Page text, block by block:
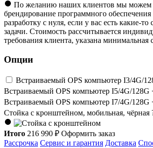
По желанию наших клиентов мы можем
брендирование программного
разработку с нуля, если у вас есть какие-
задачи. Стоимость рассчитывается
требования клиента, указана минимальная
Опции
Встраиваемый OPS компьютер I3/4G/
Встраиваемый OPS компьютер I5/4G/128G
Встраиваемый OPS компьютер I7/4G/128G
Стойка с кронштейном, мобильная, чёрная
Итого 216 990 ₽ Оформить заказ
Рассрочка Сервис и гарантия Доставка